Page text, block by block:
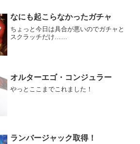
なにも起こらなかったガチャ
ちょっと今日は具合が悪いのでガチャと
スクラッチだけ……
オルターエゴ・コンジュラー
やっとここまでこれました！
ランバージャック取得！